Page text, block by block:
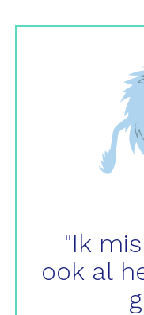
"Ik
ook al